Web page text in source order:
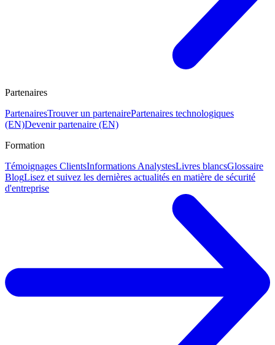
Partenaires
PartenairesTrouver un partenairePartenaires technologiques
(EN)Devenir partenaire (EN)
Formation
Témoignages ClientsInformations AnalystesLivres blancsGlossaire
BlogLisez et suivez les dernières actualités en matière de sécurité
d'entreprise